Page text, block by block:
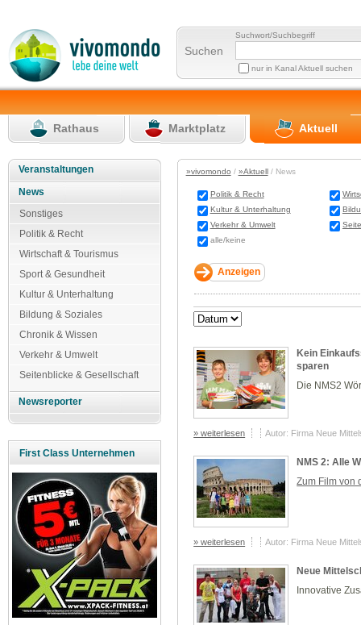
Suchen
Suchwort/Suchbegriff
nur in Kanal Aktuell suchen
Rathaus Marktplatz Aktuell
Veranstaltungen
News
Sonstiges
Politik & Recht
Wirtschaft & Tourismus
Sport & Gesundheit
Kultur & Unterhaltung
Bildung & Soziales
Chronik & Wissen
Verkehr & Umwelt
Seitenblicke & Gesellschaft
Newsreporter
First Class Unternehmen
»vivomondo / »Aktuell/ News
Politik & Recht
Kultur & Unterhaltung
Verkehr & Umwelt
alle/keine
Kein
sparen
Die NMS2
» weiterlesen Autor: Firma Neue
NMS 2: Alle
Zum Film von
» weiterlesen Autor: Firma Neue
Neue
Innovative